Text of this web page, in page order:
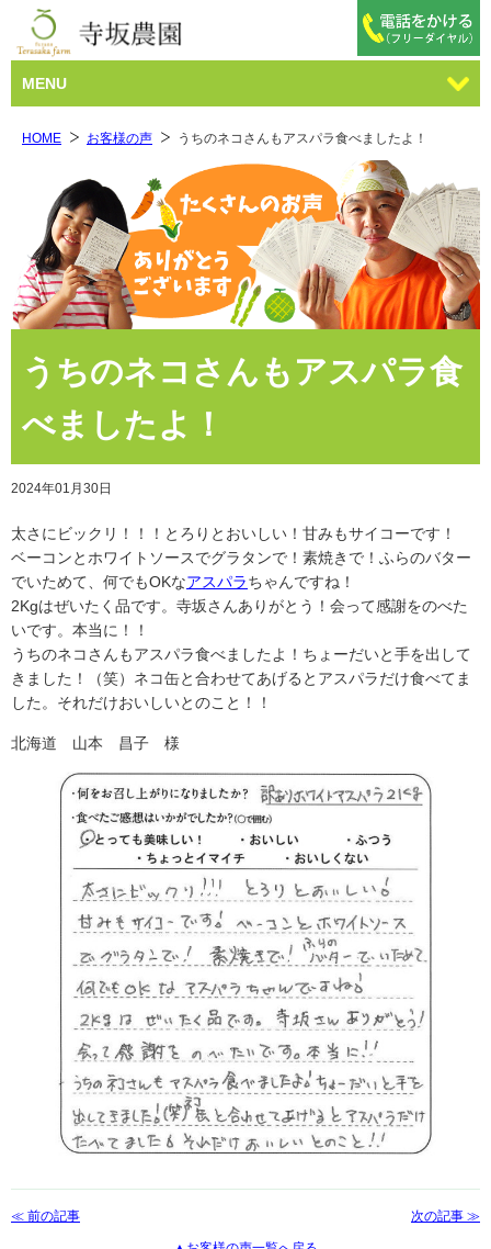
MENU
HOME お客様の声 うちのネコさんもアスパラ食べましたよ！
うちのネコさんもアスパラ食
べましたよ！
2024年01月30日
太さにビックリ！！！とろりとおいしい！甘みもサイコーです！
ベーコンとホワイトソースでグラタンで！素焼きで！ふらのバター
でいためて、何でもOKなアスパラちゃんですね！
2Kgはぜいたく品です。寺坂さんありがとう！会って感謝をのべた
いです。本当に！！
うちのネコさんもアスパラ食べましたよ！ちょーだいと手を出して
きました！（笑）ネコ缶と合わせてあげるとアスパラだけ食べてま
した。それだけおいしいとのこと！！
北海道 山本 昌子 様
≪ 前の記事 次の記事 ≫